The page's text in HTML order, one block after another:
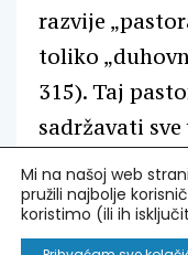
razvije
toliko
315). Taj
sadržavati
pastorala:
pratnja rasta
života;
Mi na našoj web
pružili najbolje
koristimo (ili ih